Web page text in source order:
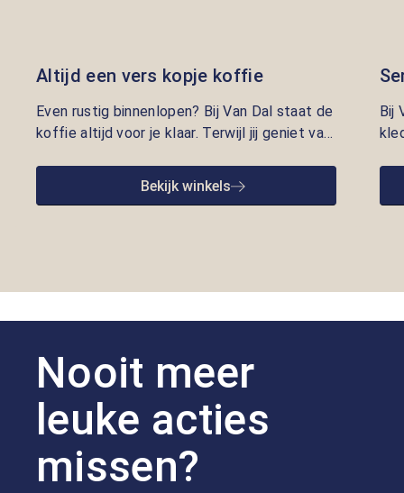
Altijd een vers kopje koffie
Even rustig binnenlopen? Bij Van Dal staat de
koffie altijd voor je klaar. Terwijl jij geniet van
om je te helpen met kleding die écht bij je
past. Persoonlijke aandacht en gastvrijheid
Bekijk winkels
Bij
Nooit meer
leuke acties
missen?